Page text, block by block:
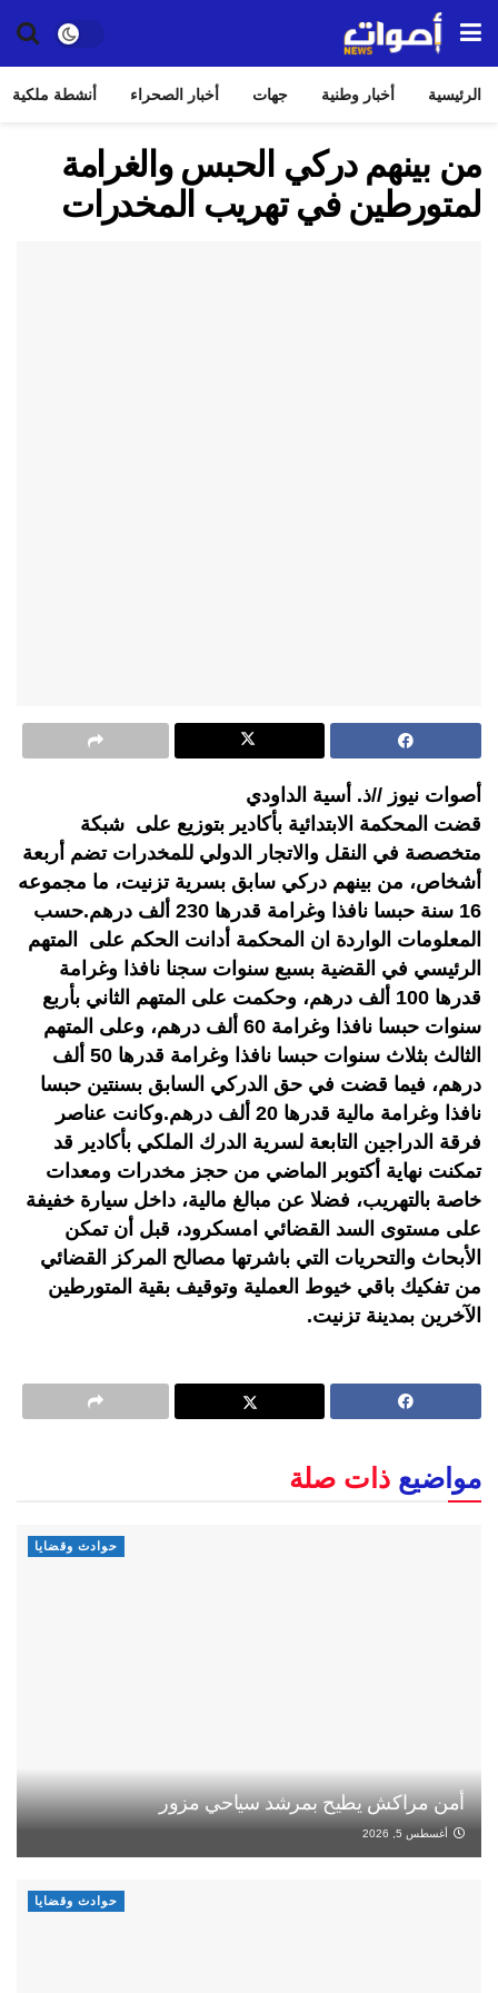
الرئيسية أخبار وطنية جهات أخبار الصحراء أنشطة ملكية
من بينهم دركي الحبس والغرامة
لمتورطين في تهريب المخدرات
أصوات نيوز //ذ. أسية الداودي
قضت المحكمة الابتدائية بأكادير بتوزيع على شبكة
متخصصة في النقل والاتجار الدولي للمخدرات تضم أربعة
أشخاص، من بينهم دركي سابق بسرية تزنيت، ما مجموعه
16 سنة حبسا نافذا وغرامة قدرها 230 ألف درهم.حسب
المعلومات الواردة ان المحكمة أدانت الحكم على المتهم
الرئيسي في القضية بسبع سنوات سجنا نافذا وغرامة
قدرها 100 ألف درهم، وحكمت على المتهم الثاني بأربع
سنوات حبسا نافذا وغرامة 60 ألف درهم، وعلى المتهم
الثالث بثلاث سنوات حبسا نافذا وغرامة قدرها 50 ألف
درهم، فيما قضت في حق الدركي السابق بسنتين حبسا
نافذا وغرامة مالية قدرها 20 ألف درهم.وكانت عناصر
فرقة الدراجين التابعة لسرية الدرك الملكي بأكادير قد
تمكنت نهاية أكتوبر الماضي من حجز مخدرات ومعدات
خاصة بالتهريب، فضلا عن مبالغ مالية، داخل سيارة خفيفة
على مستوى السد القضائي امسكرود، قبل أن تمكن
الأبحاث والتحريات التي باشرتها مصالح المركز القضائي
من تفكيك باقي خيوط العملية وتوقيف بقية المتورطين
الآخرين بمدينة تزنيت.
مواضيع ذات صلة
حوادث وقضايا
أمن مراكش يطيح بمرشد سياحي مزور
أغسطس 5, 2026
حوادث وقضايا